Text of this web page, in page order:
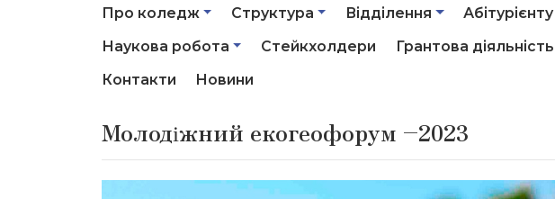
Про коледж Структура Відділення Абітурієнту
Наукова робота
Стейкхолдери Грантова діяльність
Контакти
Новини
Молодіжний екогеофорум –2023